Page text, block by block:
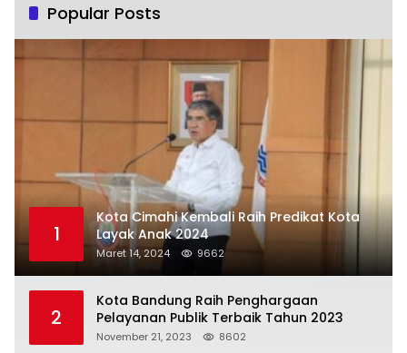
Popular Posts
1
Kota Cimahi Kembali Raih Predikat Kota
Layak Anak 2024
Maret 14, 2024 9662
2
Kota Bandung Raih Penghargaan
Pelayanan Publik Terbaik Tahun 2023
November 21, 2023 8602